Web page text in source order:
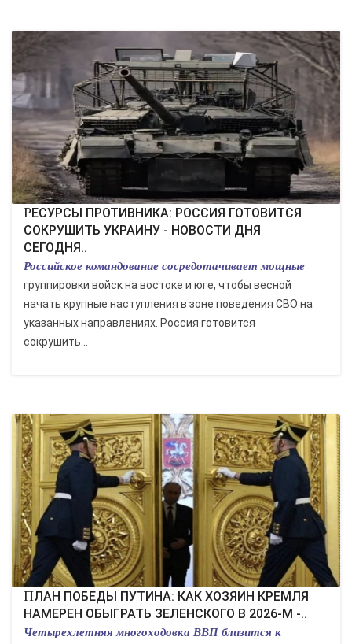
РЕСУРСЫ ПРОТИВНИКА: РОССИЯ ГОТОВИТСЯ
СОКРУШИТЬ УКРАИНУ - НОВОСТИ ДНЯ
СЕГОДНЯ..
Российское командование сосредотачивает мощные
группировки войск на востоке и юге, чтобы весной
начать крупные наступления в зоне поведения СВО на
указанных направлениях. Россия готовится
сокрушить...
ПЛАН ПОБЕДЫ ПУТИНА: КАК ХОЗЯИН КРЕМЛЯ
НАМЕРЕН ОБЫГРАТЬ ЗЕЛЕНСКОГО В 2026-М -..
Четырехлетняя многоходовка ВВП близится к